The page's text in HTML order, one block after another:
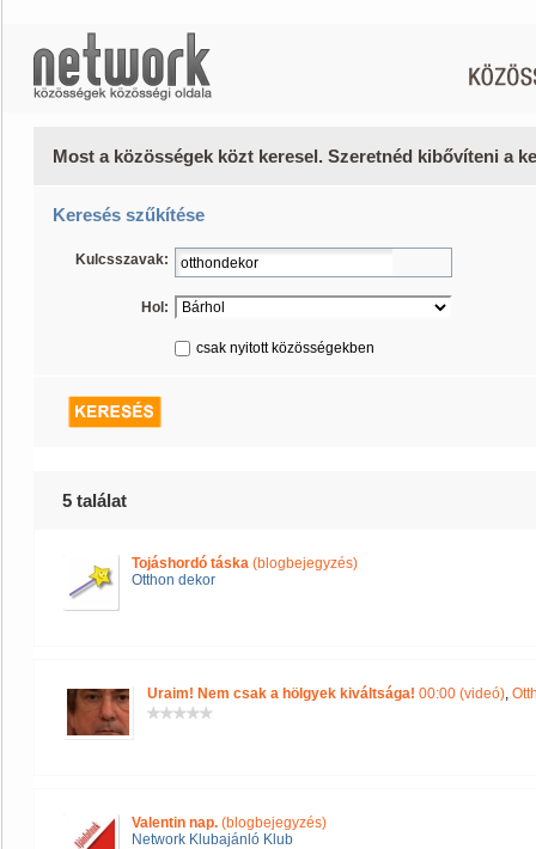
Most a közösségek közt keresel. Szeretnéd kibővíteni a
Keresés szűkítése
Kulcsszavak:
Hol:
csak nyitott közösségekben
5 találat
Tojáshordó táska (blogbejegyzés)
Otthon dekor
Uraim! Nem csak a hölgyek kiváltsága! 00:00 (videó),
Valentin nap. (blogbejegyzés)
Network Klubajánló Klub